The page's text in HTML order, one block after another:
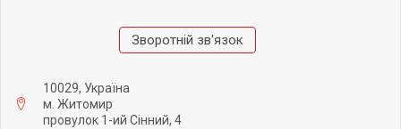
Зворотній зв'язок
10029, Україна
м. Житомир
провулок 1-ий Сінний, 4